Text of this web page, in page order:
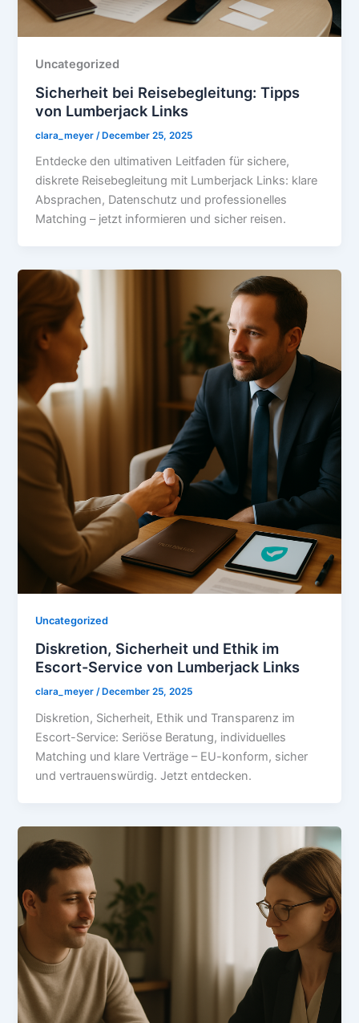
Uncategorized
Sicherheit bei Reisebegleitung: Tipps
von Lumberjack Links
clara_meyer /December 25, 2025
Entdecke den ultimativen Leitfaden für sichere,
diskrete Reisebegleitung mit Lumberjack Links: klare
Absprachen, Datenschutz und professionelles
Matching – jetzt informieren und sicher reisen.
Uncategorized
Diskretion, Sicherheit und Ethik im
Escort-Service von Lumberjack Links
clara_meyer/ December 25, 2025
Diskretion, Sicherheit, Ethik und Transparenz im
Escort-Service: Seriöse Beratung, individuelles
Matching und klare Verträge – EU-konform, sicher
und vertrauenswürdig. Jetzt entdecken.